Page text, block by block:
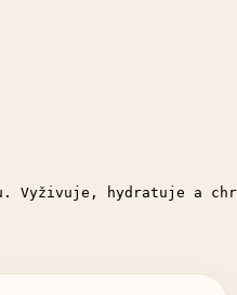
hydratuje a